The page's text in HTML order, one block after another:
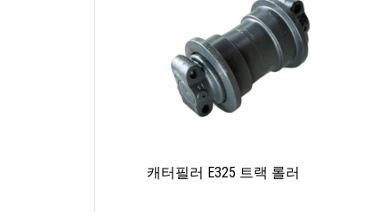
캐터필러 E325 트랙 롤러